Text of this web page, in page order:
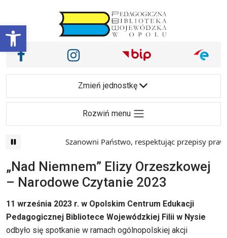
Otwórz pasek narzędzi
Main Navigation
Nasze media społecznościowe i inne
Facebook Instagram
Zmień jednostkę
Rozwiń menu
Szanowni Państwo, respektując przepisy prawa
„Nad Niemnem” Elizy Orzeszkowej
– Narodowe Czytanie 2023
11 września 2023 r. w Opolskim Centrum Edukacji
Pedagogicznej Bibliotece Wojewódzkiej Filii w Nysie
odbyło się spotkanie w ramach ogólnopolskiej akcji